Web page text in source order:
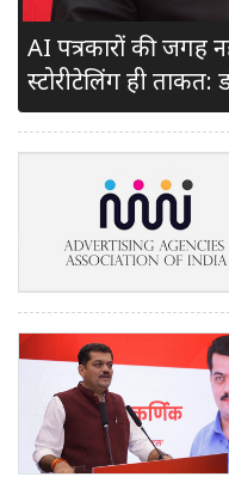
AI पत्रकारों की जगह
स्टोरीटेलिंग ही ताकत: